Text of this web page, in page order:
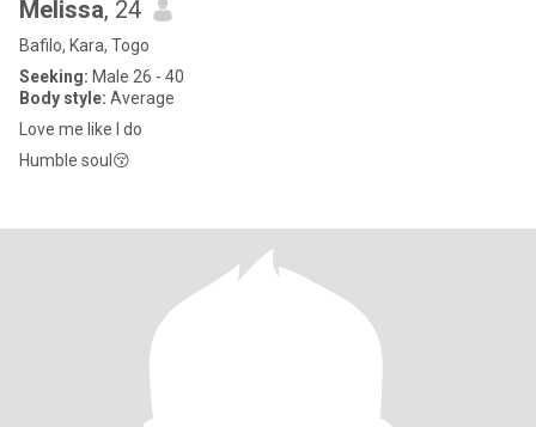
Melissa, 24
Bafilo, Kara, Togo
Seeking: Male 26 - 40
Body style: Average
Love me like I do
Humble soul😚